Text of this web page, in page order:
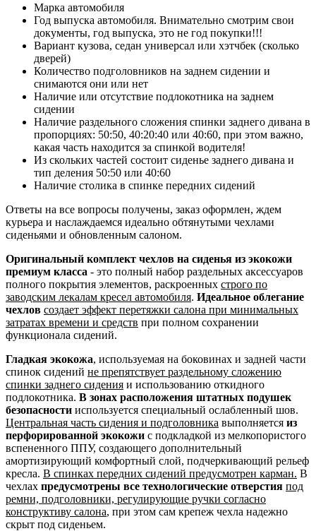
Марка автомобиля
Год выпуска автомобиля. Внимательно смотрим свои
документы, год выпуска, это не год покупки!!!
Вариант кузова, седан универсал или хэтчбек (сколько
дверей)
Количество подголовников на заднем сидении и
снимаются они или нет
Наличие или отсутствие подлокотника на заднем
сидении
Наличие раздельного сложения спинки заднего дивана в
пропорциях: 50:50, 40:20:40 или 40:60, при этом важно,
какая часть находится за спинкой водителя!
Из скольких частей состоит сиденье заднего дивана и
тип деления 50:50 или 40:60
Наличие столика в спинке передних сидений
Ответы на все вопросы получены, заказ оформлен, ждем
курьера и наслаждаемся идеально обтянутыми чехлами
сиденьями и обновленным салоном.
Оригинальный комплект чехлов на сиденья из экокожи
премиум класса - это полный набор раздельных аксессуаров
полного покрытия элементов, раскроенных строго по
заводским лекалам кресел автомобиля. Идеальное облегание
чехлов создает эффект перетяжки салона при минимальных
затратах времени и средств при полном сохранении
функционала сидений.
Гладкая экокожа, используемая на боковинах и задней части
спинок сидений не препятствует раздельному сложению
спинки заднего сидения и использованию откидного
подлокотника. В зонах расположения штатных подушек
безопасности используется специальный ослабленный шов.
Центральная часть сидения и подголовника выполняется из
перфорированной экокожи с подкладкой из мелкопористого
вспененного ППУ, создающего дополнительный
амортизирующий комфортный слой, подчеркивающий рельеф
кресла. В спинках передних сидений предусмотрен карман. В
чехлах предусмотрены все технологические отверстия под
ремни, подголовники, регулирующие ручки согласно
конструктиву салона, при этом сам крепеж чехла надежно
скрыт под сиденьем.